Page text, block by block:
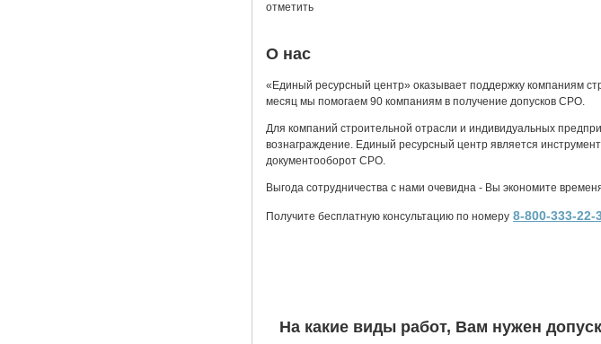
отметить
О нас
«Единый ресурсный центр» оказывает поддержку компаниям
месяц мы помогаем 90 компаниям в получение допусков СРО.
Для компаний строительной отрасли и индивидуальных
вознаграждение. Единый ресурсный центр является
документооборот СРО.
Выгода сотрудничества с нами очевидна - Вы экономите
Получите бесплатную консультацию по номеру 8-800-333-22-
На какие виды работ, Вам нужен